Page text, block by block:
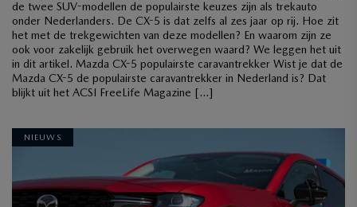
de twee SUV-modellen de populairste keuzes zijn als trekauto
onder Nederlanders. De CX-5 is dat zelfs al zes jaar op rij. Hoe zit
het met de trekgewichten van deze modellen? En waarom zijn ze
ook voor zakelijk gebruik het overwegen waard? We leggen het uit
in dit artikel. Mazda CX-5 populairste caravantrekker Wist je dat de
Mazda CX-5 de populairste caravantrekker in Nederland is? Dat
blijkt uit het ACSI FreeLife Magazine […]
NIEUWS